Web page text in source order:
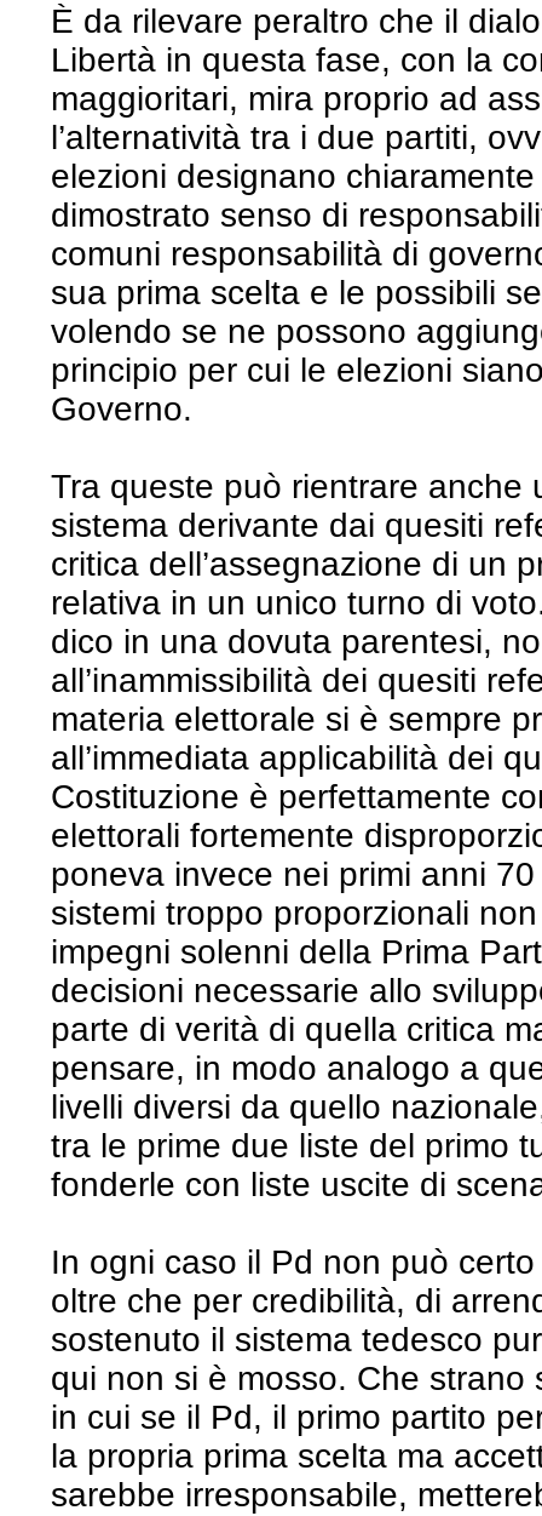
È da rilevare peraltro che il
Libertà in questa fase, con la
maggioritari, mira proprio ad
l’alternatività tra i due partiti,
elezioni designano
dimostrato senso di
comuni responsabilità di
sua prima scelta e le possibili
volendo se ne possono
principio per cui le elezioni
Governo.
Tra queste può rientrare anche
sistema derivante dai quesiti
critica dell’assegnazione di un
relativa in un unico turno di
dico in una dovuta parentesi,
all’inammissibilità dei quesiti
materia elettorale si è sempre
all’immediata applicabilità dei
Costituzione è perfettamente
elettorali fortemente
poneva invece nei primi anni
sistemi troppo proporzionali
impegni solenni della Prima
decisioni necessarie allo
parte di verità di quella critica
pensare, in modo analogo a
livelli diversi da quello
tra le prime due liste del primo
fonderle con liste uscite di
In ogni caso il Pd non può
oltre che per credibilità, di
sostenuto il sistema tedesco
qui non si è mosso. Che
in cui se il Pd, il primo partito
la propria prima scelta ma
sarebbe irresponsabile,